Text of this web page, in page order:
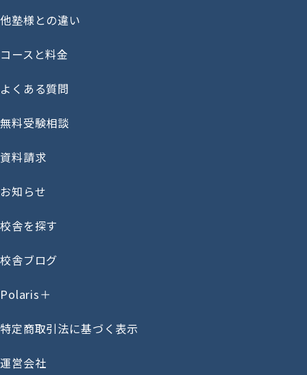
他塾様との違い
コースと料金
よくある質問
無料受験相談
資料請求
お知らせ
校舎を探す
校舎ブログ
Polaris＋
特定商取引法に基づく表示
運営会社